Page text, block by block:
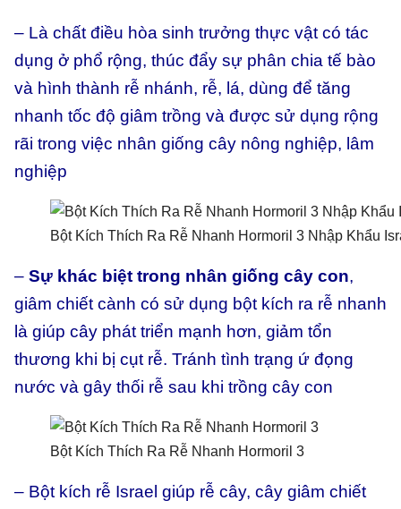
– Là chất điều hòa sinh trưởng thực vật có tác
dụng ở phổ rộng, thúc đẩy sự phân chia tế bào
và hình thành rễ nhánh, rễ, lá, dùng để tăng
nhanh tốc độ giâm trồng và được sử dụng rộng
rãi trong việc nhân giống cây nông nghiệp, lâm
nghiệp
Bột Kích Thích Ra Rễ Nhanh Hormoril 3 Nhập Khẩu
– Sự khác biệt trong nhân giống cây con,
giâm chiết cành có sử dụng bột kích ra rễ nhanh
là giúp cây phát triển mạnh hơn, giảm tổn
thương khi bị cụt rễ. Tránh tình trạng ứ đọng
nước và gây thối rễ sau khi trồng cây con
Bột Kích Thích Ra Rễ Nhanh Hormoril 3
– Bột kích rễ Israel giúp rễ cây, cây giâm chiết